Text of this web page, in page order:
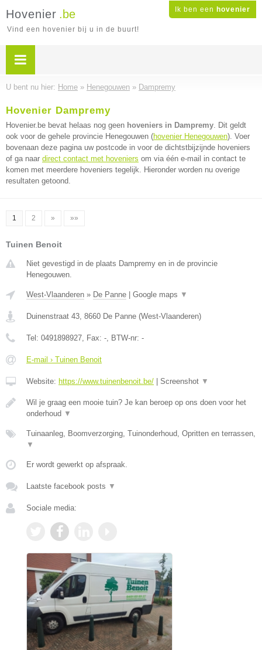
Ik ben een hovenier
Hovenier .be
Vind een hovenier bij u in de buurt!
U bent nu hier: Home » Henegouwen » Dampremy
Hovenier Dampremy
Hovenier.be bevat helaas nog geen hoveniers in Dampremy. Dit geldt
ook voor de gehele provincie Henegouwen (hovenier Henegouwen). Voer
bovenaan deze pagina uw postcode in voor de dichtstbijzijnde hoveniers
of ga naar direct contact met hoveniers om via één e-mail in contact te
komen met meerdere hoveniers tegelijk. Hieronder worden nu overige
resultaten getoond.
1 2 » »»
Tuinen Benoit
Niet gevestigd in de plaats Dampremy en in de provincie
Henegouwen.
West-Vlaanderen » De Panne Google maps ▼
Duinenstraat 43, 8660 De Panne (West-Vlaanderen)
Tel: 0491898927, Fax: -, BTW-nr: -
E-mail › Tuinen Benoit
Website: https://www.tuinenbenoit.be/ Screenshot ▼
Wil je graag een mooie tuin? Je kan beroep op ons doen voor het
onderhoud ▼
Tuinaanleg, Boomverzorging, Tuinonderhoud, Opritten en terrassen,
▼
Er wordt gewerkt op afspraak.
Laatste facebook posts ▼
Sociale media: